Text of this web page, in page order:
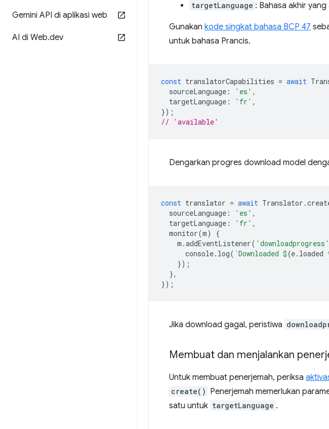
Gemini API di aplikasi web
AI di Web.dev
targetLanguage : Bahasa akhir
Gunakan kode singkat bahasa BCP 47
untuk bahasa Prancis.
const translatorCapabilities = await
sourceLanguage : 'es' ,
targetLanguage : 'fr' ,
});
// 'available'
Dengarkan progres download model
const translator = await Translator .
sourceLanguage : 'es' ,
targetLanguage : 'fr' ,
monitor(m)
{
m .addEventListener( 'downloadprogress'
console. log( `Downloaded ${e. loaded
});
},
});
Jika download gagal, peristiwa
Membuat dan menjalankan
Untuk membuat penerjemah, periksa
create() Penerjemah memerlukan
satu untuk targetLanguage .